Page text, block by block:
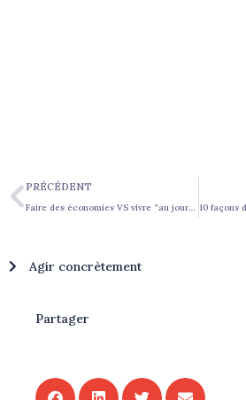
PRÉCÉDENT
Faire des économies VS vivre “au jour le jour”
Agir concrètement
Partager